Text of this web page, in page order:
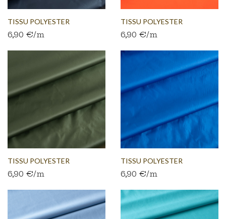
TISSU POLYESTER
DÉPERLANT...
6,90 €/m
TISSU POLYESTER
DÉPERLANT...
6,90 €/m
TISSU POLYESTER
DÉPERLANT...
6,90 €/m
TISSU POLYESTER
DÉPERLANT...
6,90 €/m